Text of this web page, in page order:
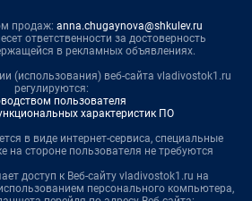
продаж: anna.chugaynova@shkulev.ru
ответственности за достоверность
в рекламных объявлениях.
(использования) веб-сайта vladivostok1.ru
регулируются:
пользователя
характеристик ПО
в виде интернет-сервиса, специальные
на стороне пользователя не требуются
доступ к Веб-сайту vladivostok1.ru на
персонального компьютера,